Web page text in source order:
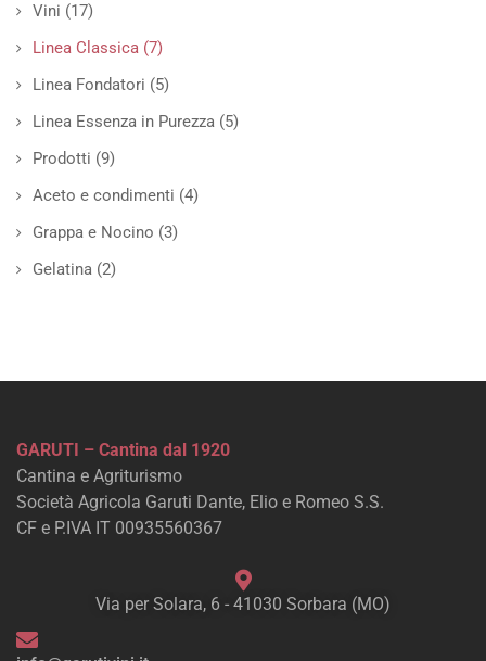
Vini (17)
Linea Classica (7)
Linea Fondatori (5)
Linea Essenza in Purezza (5)
Prodotti (9)
Aceto e condimenti (4)
Grappa e Nocino (3)
Gelatina (2)
GARUTI – Cantina dal 1920
Cantina e Agriturismo
Società Agricola Garuti Dante, Elio e Romeo S.S.
CF e P.IVA IT 00935560367
Via per Solara, 6 - 41030 Sorbara (MO)